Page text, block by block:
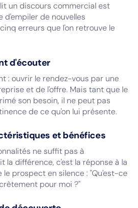
un discours commercial est
d'empiler de nouvelles
erreurs que l'on retrouve le
d'écouter
: ouvrir le rendez-vous par une
et de l'offre. Mais tant que le
son besoin, il ne peut pas
de ce qu'on lui présente.
et bénéfices
ne suffit pas à
la différence, c'est la réponse à la
prospect en silence : "Qu'est-ce
pour moi ?"